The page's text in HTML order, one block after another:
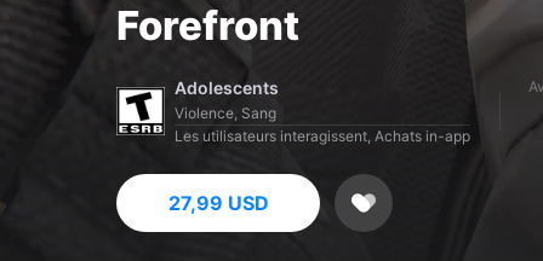
Forefront
Adolescents
Violence, Sang
Les utilisateurs interagissent, Achats in-app
27,99 USD